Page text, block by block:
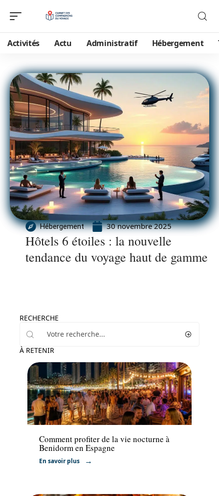
Activités Actu Administratif Hébergement
Hébergement 30 novembre 2025
Hôtels 6 étoiles : la nouvelle
tendance du voyage haut de gamme
RECHERCHE
À RETENIR
Activités
Comment profiter de la vie nocturne à
Benidorm en Espagne
En savoir plus